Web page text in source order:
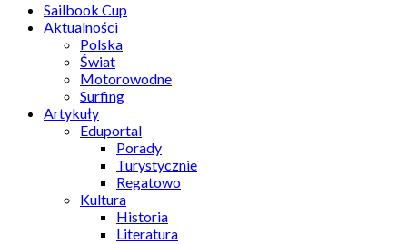
Sailbook Cup
Aktualności
Polska
Świat
Motorowodne
Surfing
Artykuły
Eduportal
Porady
Turystycznie
Regatowo
Kultura
Historia
Literatura